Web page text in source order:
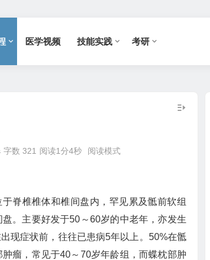
医学视频 技能实践 考研
字数 321 阅读1分4秒 阅读模式
椎椎体和椎间盘内，罕见累及骶前软组
。主要好发于50～60岁的中老年，亦发生
现症状前，往往已患病5年以上。50%在骶
瘤，常见于40～70岁年龄组，而蝶枕部肿